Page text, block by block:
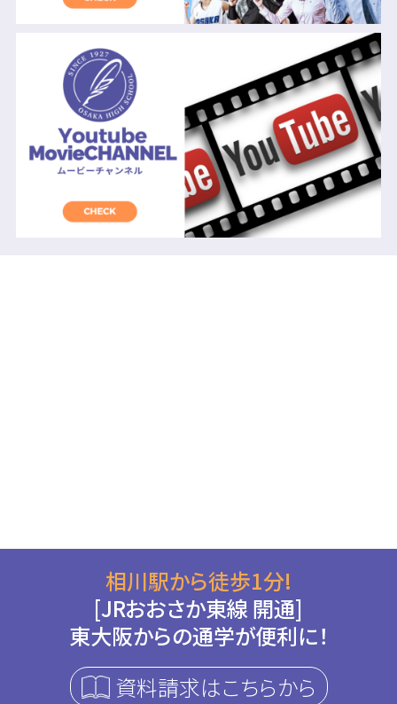
相川駅から徒歩1分!
[JRおおさか東線 開通]
東大阪からの通学が便利に！
資料請求はこちらから